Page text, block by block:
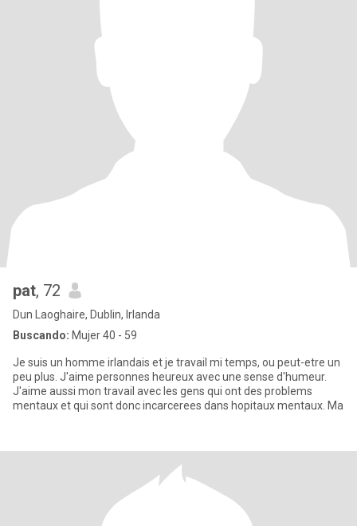
pat, 72
Dun Laoghaire, Dublin, Irlanda
Buscando: Mujer 40 - 59
Je suis un homme irlandais et je travail mi temps, ou peut-etre un
peu plus. J'aime personnes heureux avec une sense d'humeur.
J'aime aussi mon travail avec les gens qui ont des problems
mentaux et qui sont donc incarcerees dans hopitaux mentaux. Ma